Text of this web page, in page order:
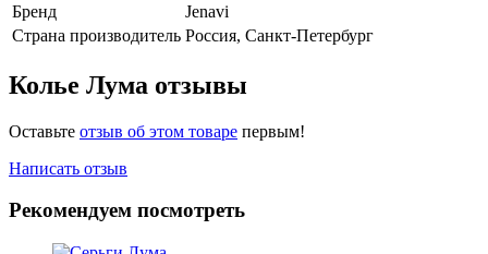
Бренд
Jenavi
Страна производитель Россия, Санкт-Петербург
Колье Лума отзывы
Оставьте отзыв об этом товаре первым!
Написать отзыв
Рекомендуем посмотреть